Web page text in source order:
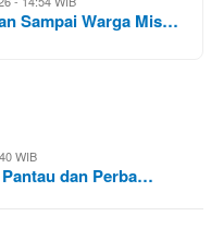
Sampai Warga Mis…
WIB
dan Perba…